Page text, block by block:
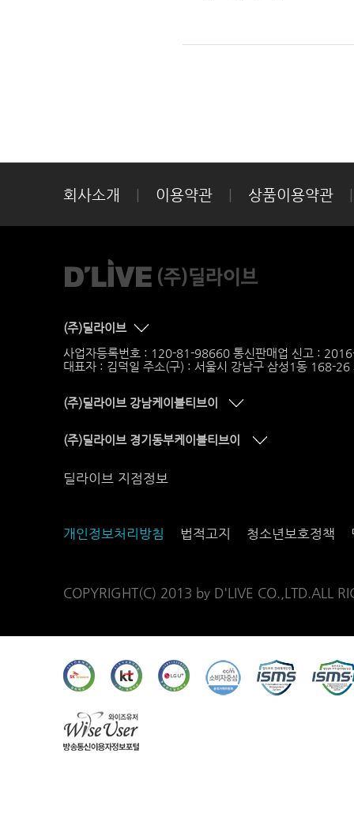
회사소개 이용약관 상품이용약관
(주)딜라이브
사업자등록번호 : 120-81-98660 통신판매업 신고 :
대표자 : 김덕일 주소(구) : 서울시 강남구 삼성1동 168-
(주)딜라이브 강남케이블티브이
(주)딜라이브 경기동부케이블티브이
딜라이브 지점정보
개인정보처리방침 법적고지 청소년보호정책
COPYRIGHT(C) 2013 by D'LIVE CO.,LTD.ALL